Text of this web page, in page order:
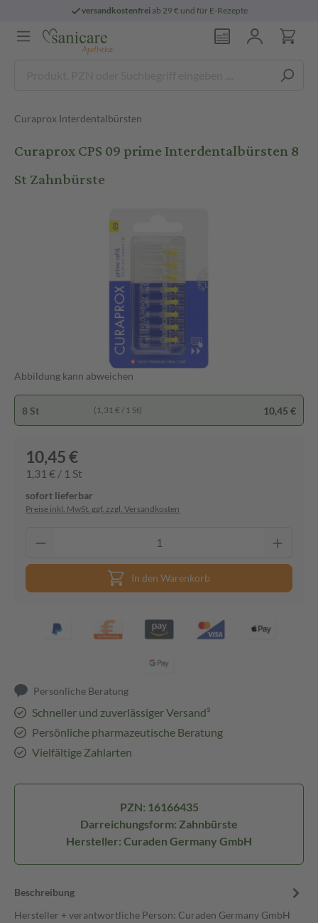
versandkostenfreiab 29 € und für E-Rezepte
Curaprox Interdentalbürsten
Curaprox CPS 09 prime Interdentalbürsten 8
St Zahnbürste
Abbildung kann abweichen
8 St (1,31 € / 1 St) 10,45 €
10,45 €
1,31 € / 1 St
sofort lieferbar
Preise inkl. MwSt. ggf. zzgl. Versandkosten
In den Warenkorb
Persönliche Beratung
Schneller und zuverlässiger Versand³
Persönliche pharmazeutische Beratung
Vielfältige Zahlarten
PZN: 16166435
Darreichungsform: Zahnbürste
Hersteller: Curaden Germany GmbH
Beschreibung
Hersteller + verantwortliche Person: Curaden Germany GmbH